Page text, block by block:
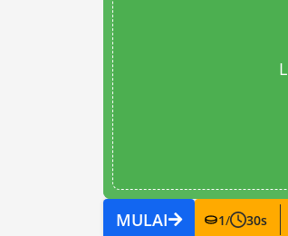
MULAI 1/ 30s